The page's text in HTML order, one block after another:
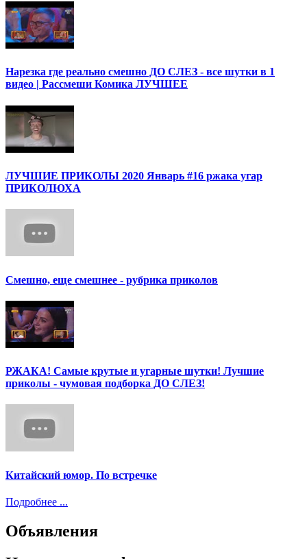
Нарезка где реально смешно ДО СЛЕЗ - все шутки в 1
видео | Рассмеши Комика ЛУЧШЕЕ
ЛУЧШИЕ ПРИКОЛЫ 2020 Январь #16 ржака угар
ПРИКОЛЮХА
Смешно, еще смешнее - рубрика приколов
РЖАКА! Самые крутые и угарные шутки! Лучшие
приколы - чумовая подборка ДО СЛЕЗ!
Китайский юмор. По встречке
Подробнее ...
Объявления